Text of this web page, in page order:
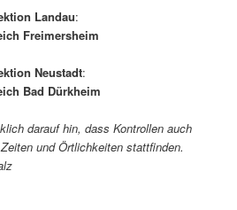
Landau:
Freimersheim
Neustadt:
Bad Dürkheim
darauf hin, dass Kontrollen auch
und Örtlichkeiten stattfinden.